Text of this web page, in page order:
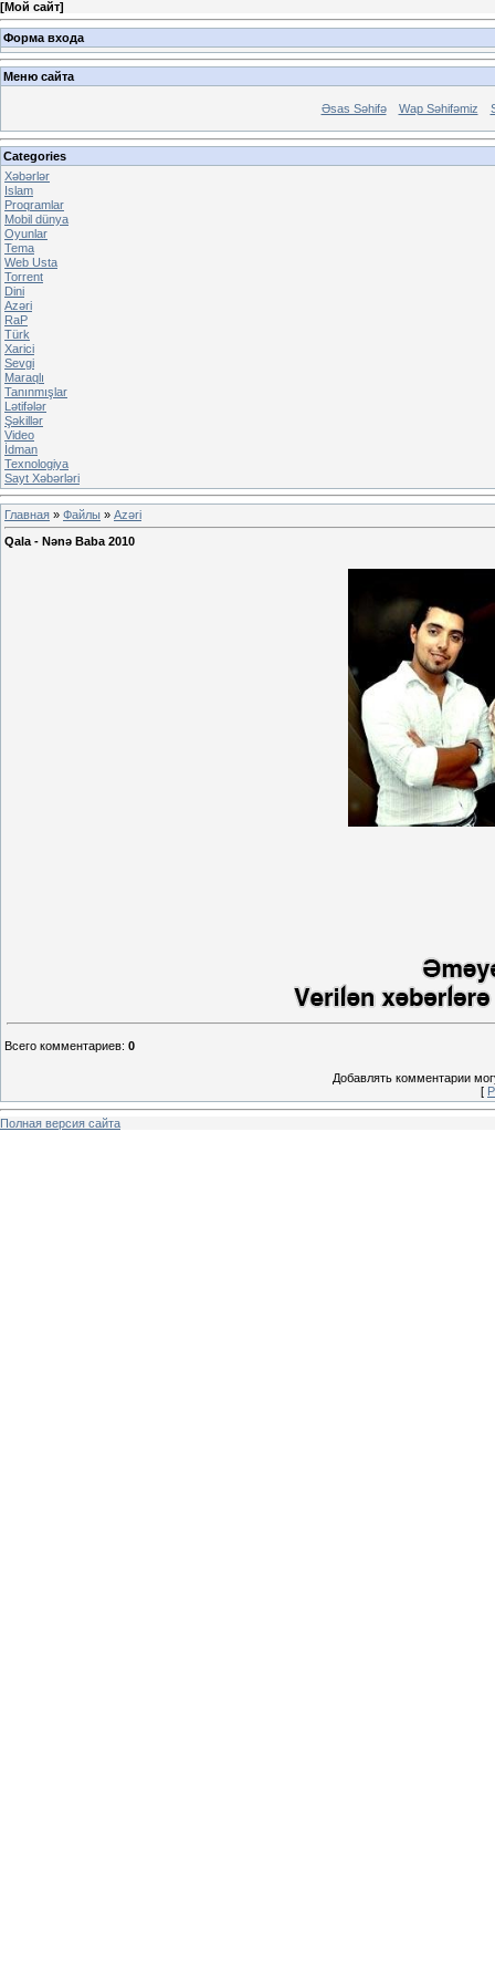
[Мой сайт]
Форма входа
Меню сайта
Əsas Səhifə Wap Səhifəmiz
Categories
Xəbərlər
Islam
Proqramlar
Mobil dünya
Oyunlar
Tema
Web Usta
Torrent
Dini
Azəri
RaP
Türk
Xarici
Sevgi
Maraqlı
Tanınmışlar
Lətifələr
Şəkillər
Video
İdman
Texnologiya
Sayt Xəbərləri
Главная » Файлы » Azəri
Qala - Nənə Baba 2010
Всего комментариев: 0
Добавлять комментарии
[
Полная версия сайта